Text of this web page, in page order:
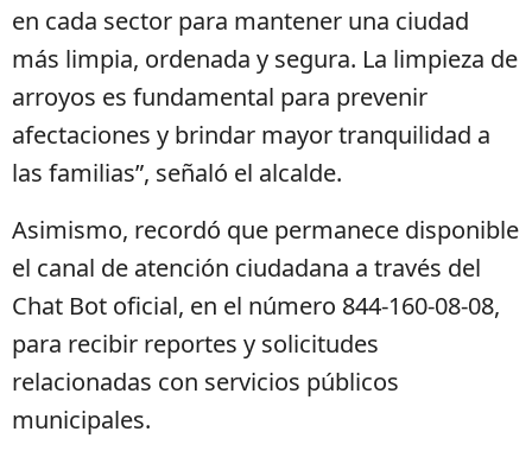
en cada sector para mantener una ciudad
más limpia, ordenada y segura. La limpieza de
arroyos es fundamental para prevenir
afectaciones y brindar mayor tranquilidad a
las familias”, señaló el alcalde.
Asimismo, recordó que permanece disponible
el canal de atención ciudadana a través del
Chat Bot oficial, en el número 844-160-08-08,
para recibir reportes y solicitudes
relacionadas con servicios públicos
municipales.